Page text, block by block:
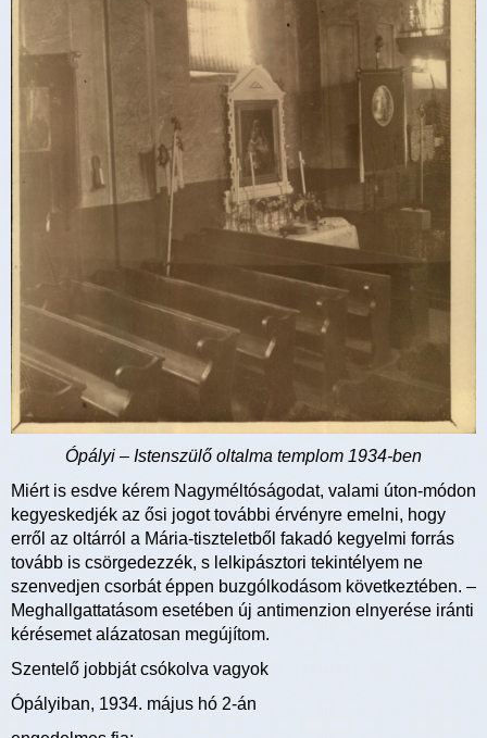
Ópályi – Istenszülő oltalma templom 1934-ben
Miért is esdve kérem Nagyméltóságodat, valami úton-módon
kegyeskedjék az ősi jogot további érvényre emelni, hogy
erről az oltárról a Mária-tiszteletből fakadó kegyelmi forrás
tovább is csörgedezzék, s lelkipásztori tekintélyem ne
szenvedjen csorbát éppen buzgólkodásom következtében. –
Meghallgattatásom esetében új antimenzion elnyerése iránti
kérésemet alázatosan megújítom.
Szentelő jobbját csókolva vagyok
Ópályiban, 1934. május hó 2-án